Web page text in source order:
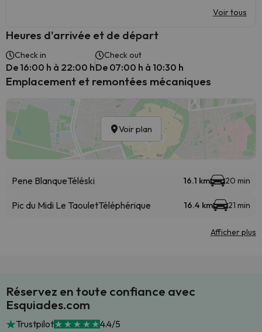
Voir tous
Heures d'arrivée et de départ
Check in
De 16:00 h à 22:00 h
Check out
De 07:00 h à 10:30 h
Emplacement et remontées mécaniques
Voir plan
Pene BlanqueTéléski 16.1 km 20 min
Pic du Midi Le TaouletTéléphérique 16.4 km 21 min
Afficher plus
Réservez en toute confiance avec
Esquiades.com
Trustpilot 4.4/5